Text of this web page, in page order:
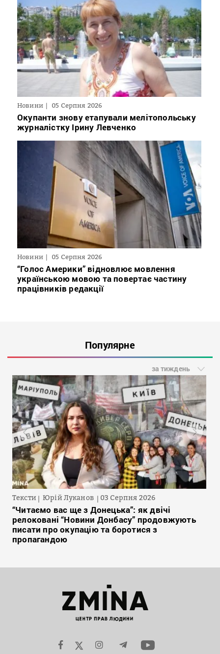
Новини 05 Серпня 2026
Окупанти знову етапували мелітопольську
журналістку Ірину Левченко
Новини 05 Серпня 2026
“Голос Америки” відновлює мовлення
українською мовою та повертає частину
працівників редакції
Популярне
за тиждень
Тексти Юрій Луканов 03 Серпня 2026
“Читаємо вас ще з Донецька”: як двічі
релоковані “Новини Донбасу” продовжують
писати про окупацію та боротися з
пропагандою